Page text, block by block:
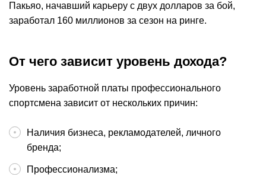
Пакьяо, начавший карьеру с двух долларов за бой,
заработал 160 миллионов за сезон на ринге.
От чего зависит уровень дохода?
Уровень заработной платы профессионального
спортсмена зависит от нескольких причин:
Наличия бизнеса, рекламодателей, личного
бренда;
Профессионализма;